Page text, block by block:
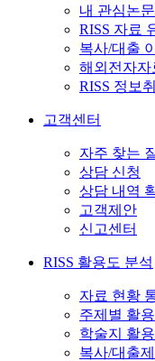
내 관심논
RISS 자료
복사/대출
해외전자자
RISS 정보
고객센터
자주 찾는
상담 신청
상담 내역
고객제안
신고센터
RISS 활용도 분석
자료 현황
주제별 활
학술지 활
복사/대출